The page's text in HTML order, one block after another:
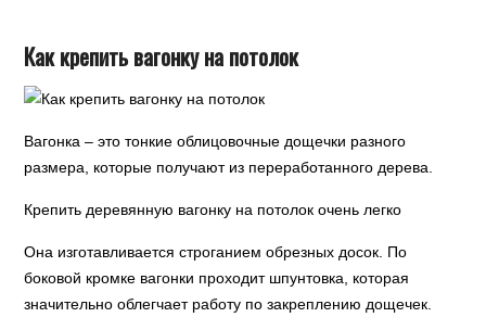
Как крепить вагонку на потолок
Вагонка – это тонкие облицовочные дощечки разного
размера, которые получают из переработанного дерева.
Крепить деревянную вагонку на потолок очень легко
Она изготавливается строганием обрезных досок. По
боковой кромке вагонки проходит шпунтовка, которая
значительно облегчает работу по закреплению дощечек.